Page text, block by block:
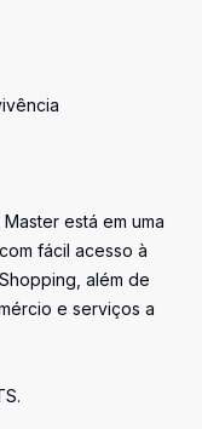
está em uma
fácil acesso à
além de
e serviços a